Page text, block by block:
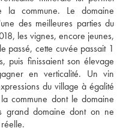
la commune. Le domaine
des meilleures parties du
les vignes, encore jeunes,
passé, cette cuvée passait 1
puis finissaient son élevage
en verticalité. Un vin
du village à égalité
commune dont le domaine
grand domaine dont on ne